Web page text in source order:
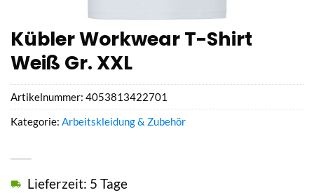
Kübler Workwear T-Shirt
Weiß Gr. XXL
Lieferzeit: 5 Tage
Artikelnummer: 4053813422701
Kategorie: Arbeitskleidung & Zubehör